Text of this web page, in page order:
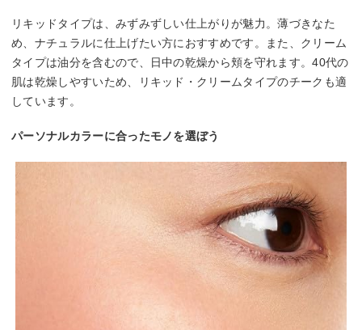
リキッドタイプは、みずみずしい仕上がりが魅力。薄づきなた
め、ナチュラルに仕上げたい方におすすめです。また、クリーム
タイプは油分を含むので、日中の乾燥から頬を守れます。40代の
肌は乾燥しやすいため、リキッド・クリームタイプのチークも適
しています。
パーソナルカラーに合ったモノを選ぼう